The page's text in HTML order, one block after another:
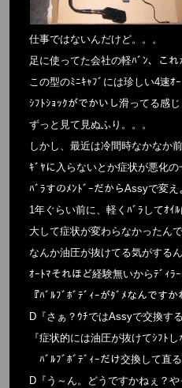
仕事ではないんだけど。。。
足に使ってた会社の軽ﾊﾞﾝ、これ
この型のﾐﾆｷｬﾌﾞには珍しい4速ｵｰ
ｼﾌﾄｼｮｯｸがでかいし滑ってる感じ
ずっと見て見ぬふり。。。
しかし、最近は冷間時なかなか
ｷﾞﾔに入らないとか症状が悪化
ﾊﾞﾗすのﾒﾝﾄﾞｰだからAssyで変
1年ぐらい前に、軽くﾊﾞﾗしてｵｲﾙ
大して症状が変わらなかったん
なんか油圧が抜けてる気がする
ｵｰﾄﾏそれほど経験無いからﾃﾞｨﾗｰ
『ﾊﾞﾙﾌﾞﾎﾞﾃﾞｨｰがﾀﾞﾒなんですか
D『さぁ？ｳﾁではAssyで交換す
『症状的には油圧が抜けてｼﾌﾄ
ﾊﾞﾙﾌﾞﾎﾞﾃﾞｨｰだけ交換して直る
D『う～ん。どうですかねぇ？や